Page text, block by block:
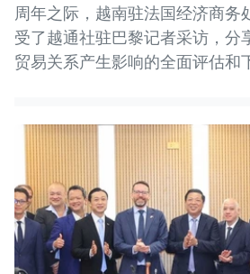
周年之际，越南驻法国经济商务
受了越通社驻巴黎记者采访，分
贸易关系产生影响的全面评估和